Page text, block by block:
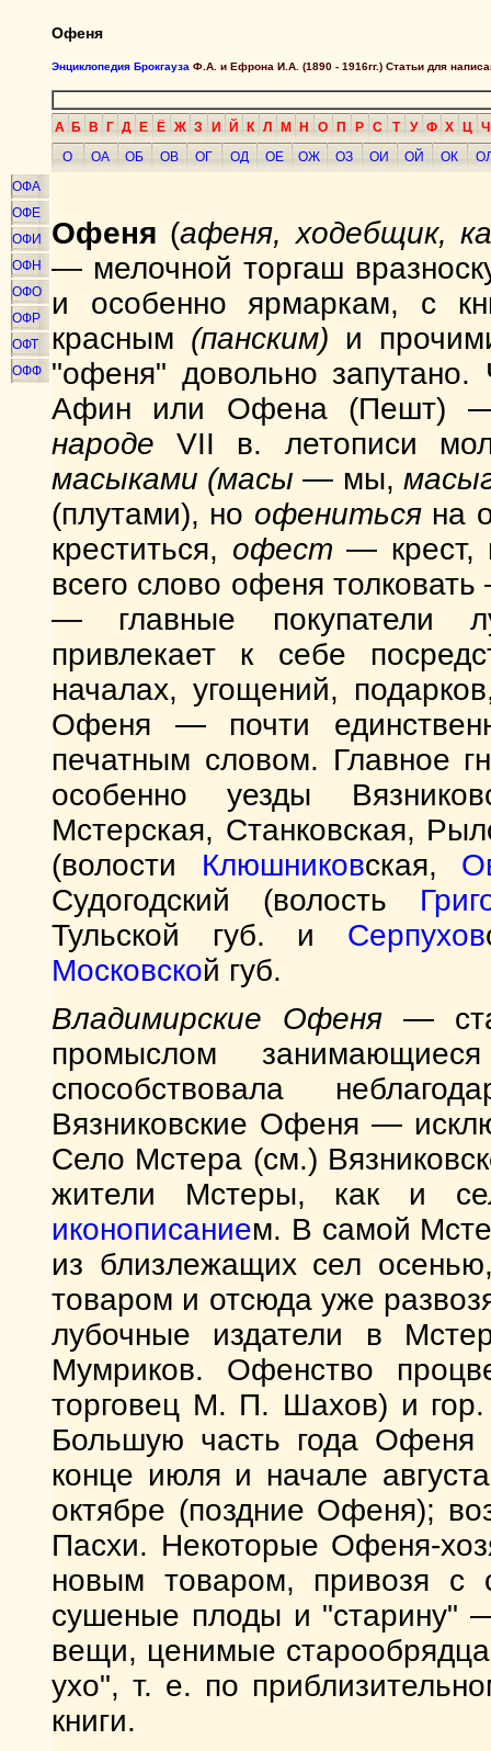
Офеня
Энциклопедия Брокгауза Ф.А. и Ефрона И.А. (1890 - 1916гг.) Статьи для
А Б В Г Д Е Ё Ж З И Й К Л М Н О П Р С Т У Ф Х Ц Ч
О
ОА ОБ ОВ ОГ ОД ОЕ ОЖ ОЗ ОИ ОЙ ОК
ОФА
ОФЕ
ОФИ
ОФН
ОФО
ОФР
ОФТ
ОФФ
Офеня (афеня, ходебщик,
— мелочной торгаш
и особенно ярмаркам, с
красным (панским) и
"офеня" довольно
Афин или Офена (Пешт)
народе VII в. летописи
масыками (масы — мы,
(плутами), но офенитьсяна
креститься, офест — крест,
всего слово офеня
— главные покупатели
привлекает к себе
началах, угощений,
Офеня — почти
печатным словом. Главное
особенно уезды
Мстерская, Станковская,
(волости Клюшниковская,
Судогодский (волость
Тульской губ. и Серпухов
Московской губ.
Владимирские Офеня —
промыслом
способствовала
Вязниковские Офеня —
Село Мстера (см.)
жители Мстеры, как и
иконописанием. В самой
из близлежащих сел
товаром и отсюда уже
лубочные издатели в
Мумриков. Офенство
торговец М. П. Шахов) и
Большую часть года Офеня
конце июля и начале
октябре (поздние Офеня);
Пасхи. Некоторые Офеня-
новым товаром, привозя
сушеные плоды и "старину"
вещи, ценимые
ухо", т. е. по
книги.